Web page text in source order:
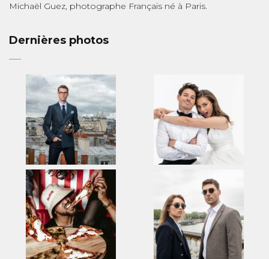
Michaël Guez, photographe Français né à Paris.
Dernières photos